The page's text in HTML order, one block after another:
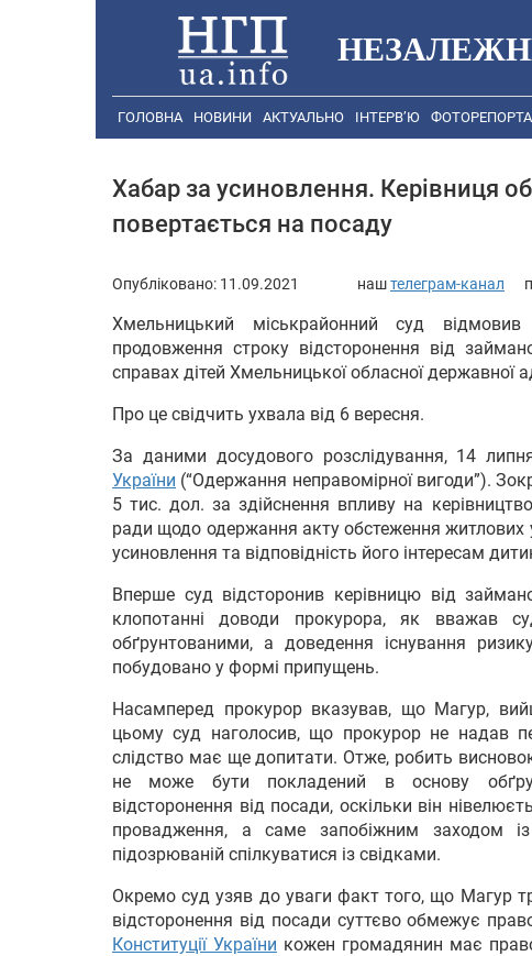
ГОЛОВНА НОВИНИ АКТУАЛЬНО ІНТЕРВ’Ю
Хабар за усиновлення. Керівниця
повертається на посаду
Опубліковано: 11.09.2021 наштелеграм-канал
Хмельницький міськрайонний суд
продовження строку відсторонення від
справах дітей Хмельницької обласної державної
Про це свідчить ухвала від 6 вересня.
За даними досудового розслідування, 14
України (“Одержання неправомірної вигоди”).
5 тис. дол. за здійснення впливу на
ради щодо одержання акту обстеження
усиновлення та відповідність його інтересам
Вперше суд відсторонив керівницю від
клопотанні доводи прокурора, як
обґрунтованими, а доведення існування
побудовано у формі припущень.
Насамперед прокурор вказував, що Магур,
цьому суд наголосив, що прокурор не надав
слідство має ще допитати. Отже, робить
не може бути покладений в основу
відсторонення від посади, оскільки він
провадження, а саме запобіжним заходом
підозрюваній спілкуватися із свідками.
Окремо суд узяв до уваги факт того, що Магур
відсторонення від посади суттєво обмежує
Конституції України кожен громадянин має